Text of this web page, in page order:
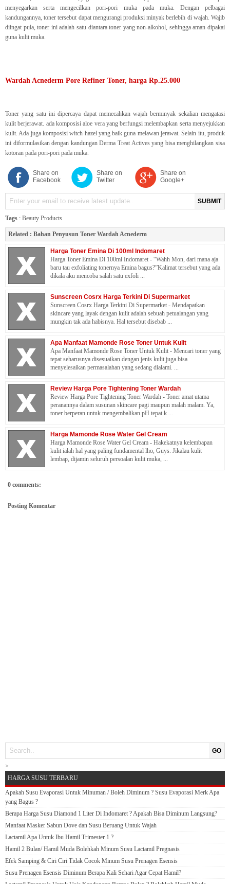
menyegarkan serta mengecilkan pori-pori muka pada muka. Dengan pelbagai
kandungannya, toner tersebut dapat mengurangi produksi minyak berlebih di wajah. Wajib
diingat pula, toner ini adalah satu diantara toner yang non-alkohol, sehingga aman dipakai
guna kulit muka.
Wardah Acnederm Pore Refiner Toner, harga Rp.25.000
Toner yang satu ini dipercaya dapat memecahkan wajah berminyak sekalian mengatasi
kulit berjerawat. ada komposisi aloe vera yang berfungsi melembapkan serta menyejukkan
kulit. Ada juga komposisi witch hazel yang baik guna melawan jerawat. Selain itu, produk
ini diformulasikan dengan kandungan Derma Treat Actives yang bisa menghilangkan sisa
kotoran pada pori-pori pada muka.
Share on
Facebook
Share on
Twitter
Share on
Google+
SUBMIT
Tags : Beauty Products
Related : Bahan Penyusun Toner Wardah Acnederm
Harga Toner Emina Di 100ml Indomaret
Harga Toner Emina Di 100ml Indomaret - “Wahh Mon, dari mana aja
baru tau exfoliating tonernya Emina bagus?”Kalimat tersebut yang ada
dikala aku mencoba salah satu exfoli ...
Sunscreen Cosrx Harga Terkini Di Supermarket
Sunscreen Cosrx Harga Terkini Di Supermarket - Mendapatkan
skincare yang layak dengan kulit adalah sebuah petualangan yang
mungkin tak ada habisnya. Hal tersebut disebab ...
Apa Manfaat Mamonde Rose Toner Untuk Kulit
Apa Manfaat Mamonde Rose Toner Untuk Kulit - Mencari toner yang
tepat seharusnya disesuaikan dengan jenis kulit juga bisa
menyelesaikan permasalahan yang sedang dialami. ...
Review Harga Pore Tightening Toner Wardah
Review Harga Pore Tightening Toner Wardah - Toner amat utama
peranannya dalam susunan skincare pagi maupun malah malam. Ya,
toner berperan untuk mengembalikan pH tepat k ...
Harga Mamonde Rose Water Gel Cream
Harga Mamonde Rose Water Gel Cream - Hakekatnya kelembapan
kulit ialah hal yang paling fundamental lho, Guys. Jikalau kulit
lembap, dijamin seluruh persoalan kulit muka, ...
0 comments:
Posting Komentar
GO
>
HARGA SUSU TERBARU
Apakah Susu Evaporasi Untuk Minuman / Boleh Diminum ? Susu Evaporasi Merk Apa
yang Bagus ?
Berapa Harga Susu Diamond 1 Liter Di Indomaret ? Apakah Bisa Diminum Langsung?
Manfaat Masker Sabun Dove dan Susu Beruang Untuk Wajah
Lactamil Apa Untuk Ibu Hamil Trimester 1 ?
Hamil 2 Bulan/ Hamil Muda Bolehkah Minum Susu Lactamil Pregnasis
Efek Samping & Ciri Ciri Tidak Cocok Minum Susu Prenagen Esensis
Susu Prenagen Esensis Diminum Berapa Kali Sehari Agar Cepat Hamil?